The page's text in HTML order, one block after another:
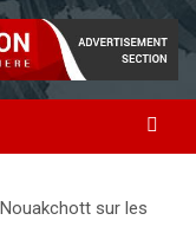
sur les